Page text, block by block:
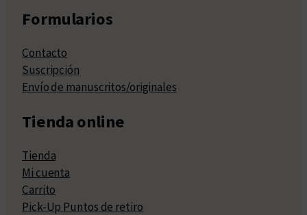
Formularios
Contacto
Suscripción
Envío de manuscritos/originales
Tienda online
Tienda
Mi cuenta
Carrito
Pick-Up Puntos de retiro